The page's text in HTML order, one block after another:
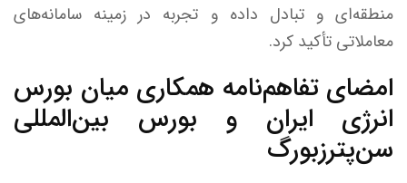
منطقه‌ای و تبادل داده و تجربه در زمینه سامانه‌های
معاملاتی تأکید کرد.
امضای تفاهم‌نامه همکاری میان بورس
انرژی ایران و بورس بین‌المللی
سن‌پترزبورگ